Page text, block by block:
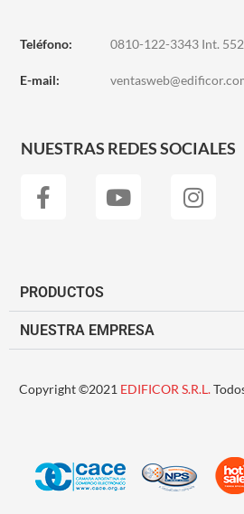
Teléfono: 0810-122-3343 Int.
E-mail:
NUESTRAS REDES SOCIALES
PRODUCTOS
NUESTRA EMPRESA
Copyright ©2021 EDIFICOR S.R.L.